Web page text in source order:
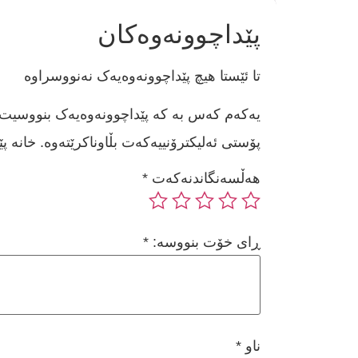
پێداچوونەوەکان
تا ئێستا هیچ پێداچوونەوەیەک نەنووسراوە
یەکەم کەس بە کە پێداچوونەوەیەک بنووسیت
پۆستی ئەلیکترۆنییەکەت بڵاوناکرێتەوە. خانە
هەڵسەنگاندنەکەت *
ڕای خۆت بنووسە: *
ناو *